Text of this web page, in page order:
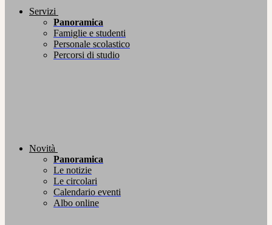
Servizi
Panoramica
Famiglie e studenti
Personale scolastico
Percorsi di studio
Novità
Panoramica
Le notizie
Le circolari
Calendario eventi
Albo online